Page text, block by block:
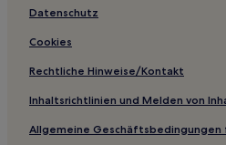
Hasunuma Hotels
Hotels nahe Bahnhof Chiba
Machibo Hotels
Chuo: Hotels
Hotels nahe Bahnhof Chiba
Datenschutz
Cookies
Rechtliche Hinweise/Kontakt
Inhaltsrichtlinien und Melden von
Allgemeine Geschäftsbedingungen